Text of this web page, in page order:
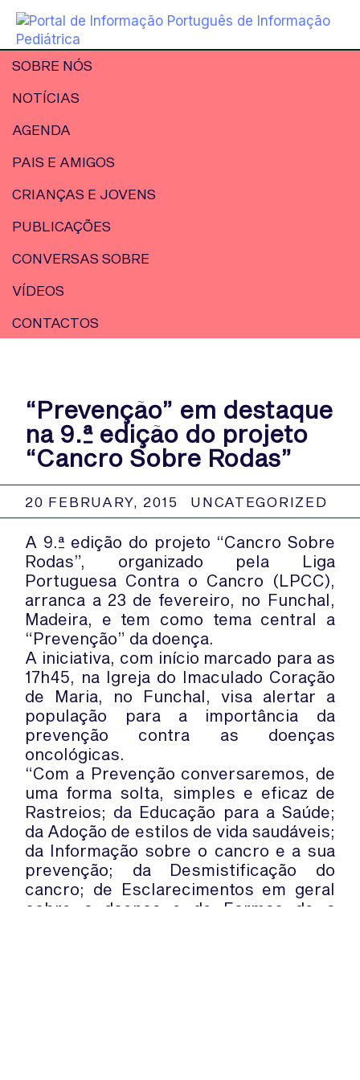
SOBRE NÓS
NOTÍCIAS
AGENDA
PAIS E AMIGOS
CRIANÇAS E JOVENS
PUBLICAÇÕES
CONVERSAS SOBRE
VÍDEOS
CONTACTOS
“Prevenção” em destaque
na 9.ª edição do projeto
“Cancro Sobre Rodas”
20 FEBRUARY, 2015 UNCATEGORIZED
A 9.ª edição do projeto “Cancro Sobre
Rodas”, organizado pela Liga
Portuguesa Contra o Cancro (LPCC),
arranca a 23 de fevereiro, no Funchal,
Madeira, e tem como tema central a
“Prevenção” da doença.
A iniciativa, com início marcado para as
17h45, na Igreja do Imaculado Coração
de Maria, no Funchal, visa alertar a
população para a importância da
prevenção contra as doenças
oncológicas.
“Com a Prevenção conversaremos, de
uma forma solta, simples e eficaz de
Rastreios; da Educação para a Saúde;
da Adoção de estilos de vida saudáveis;
da Informação sobre o cancro e a sua
prevenção; da Desmistificação do
cancro; de Esclarecimentos em geral
sobre a doença e de Formas de a